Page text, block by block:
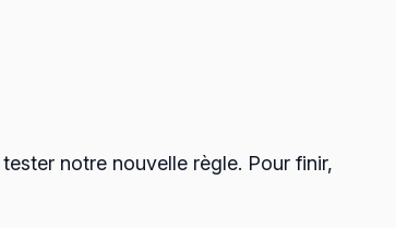
notre nouvelle règle. Pour finir,